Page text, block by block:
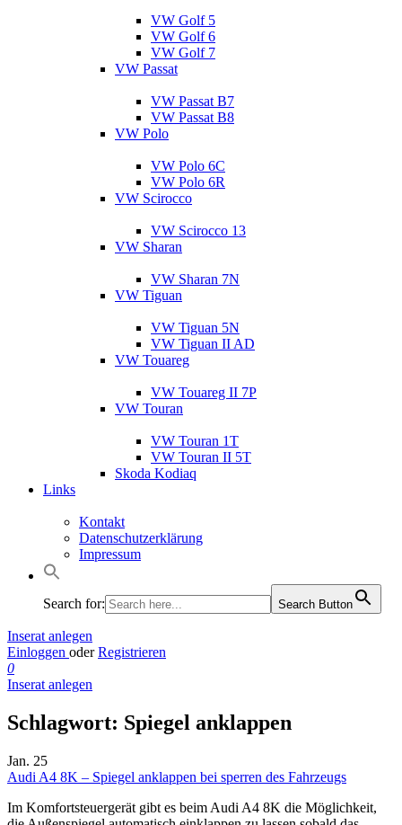
VW Golf 5
VW Golf 6
VW Golf 7
VW Passat
VW Passat B7
VW Passat B8
VW Polo
VW Polo 6C
VW Polo 6R
VW Scirocco
VW Scirocco 13
VW Sharan
VW Sharan 7N
VW Tiguan
VW Tiguan 5N
VW Tiguan II AD
VW Touareg
VW Touareg II 7P
VW Touran
VW Touran 1T
VW Touran II 5T
Skoda Kodiaq
Links
Kontakt
Datenschutzerklärung
Impressum
Search for: Search Button
Inserat anlegen
Einloggen oder Registrieren
0
Inserat anlegen
Schlagwort: Spiegel anklappen
Jan. 25
Audi A4 8K – Spiegel anklappen bei sperren des Fahrzeugs
Im Komfortsteuergerät gibt es beim Audi A4 8K die Möglichkeit,